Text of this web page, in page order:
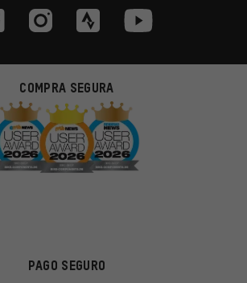
COMPRA SEGURA
PAGO SEGURO